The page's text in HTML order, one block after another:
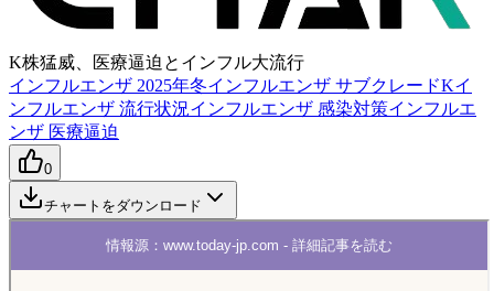
K株猛威、医療逼迫とインフル大流行
インフルエンザ 2025年冬インフルエンザ サブクレードKイ
ンフルエンザ 流行状況インフルエンザ 感染対策インフルエ
ンザ 医療逼迫
0
チャートをダウンロード